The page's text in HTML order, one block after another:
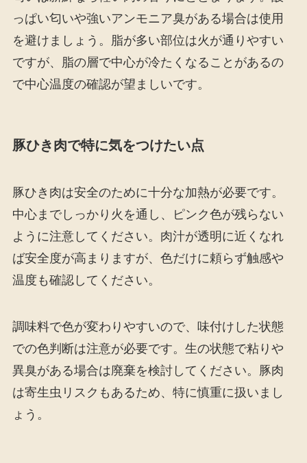
っぱい匂いや強いアンモニア臭がある場合は使用
を避けましょう。脂が多い部位は火が通りやすい
ですが、脂の層で中心が冷たくなることがあるの
で中心温度の確認が望ましいです。
豚ひき肉で特に気をつけたい点
豚ひき肉は安全のために十分な加熱が必要です。
中心までしっかり火を通し、ピンク色が残らない
ように注意してください。肉汁が透明に近くなれ
ば安全度が高まりますが、色だけに頼らず触感や
温度も確認してください。
調味料で色が変わりやすいので、味付けした状態
での色判断は注意が必要です。生の状態で粘りや
異臭がある場合は廃棄を検討してください。豚肉
は寄生虫リスクもあるため、特に慎重に扱いまし
ょう。